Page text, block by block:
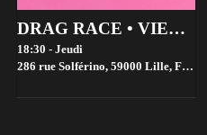
DRAG RACE • VIEWING PARTIES • GRATUIT
18:30 - Jeudi
286 rue Solférino, 59000 Lille, France,